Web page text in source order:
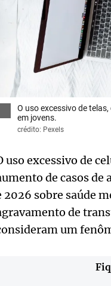
O uso excessivo de
em jovens.
crédito: Pexels
uso excessivo de
de casos de
2026 sobre saúde
de
um